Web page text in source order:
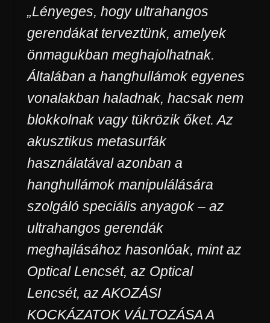
„Lényeges, hogy ultrahangos
gerendákat terveztünk, amelyek
önmagukban meghajolhatnak.
Általában a hanghullámok egyenes
vonalakban haladnak, hacsak nem
blokkolnak vagy tükrözik őket. Az
akusztikus metasurfák
használatával azonban a
hanghullámok manipulálására
szolgáló speciális anyagok – az
ultrahangos gerendák
meghajlásához hasonlóak, mint az
Optical Lencsét, az Optical
Lencsét, az AKOZÁSI
KOCKÁZATOK VÁLTOZÁSA A